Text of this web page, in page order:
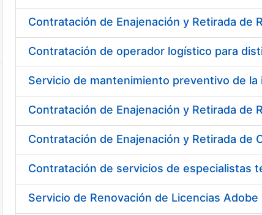
Mostrar/Ocultar
Contratación de Enajenación y Retirada de
Contratación de Enajenación y Retirada de
Servicio de Renovación de Licencias Adobe